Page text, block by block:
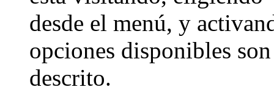
desde el menú, y
opciones disponibles
descrito.